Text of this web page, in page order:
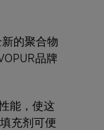
的聚合物
品牌
能，使这
充剂可便